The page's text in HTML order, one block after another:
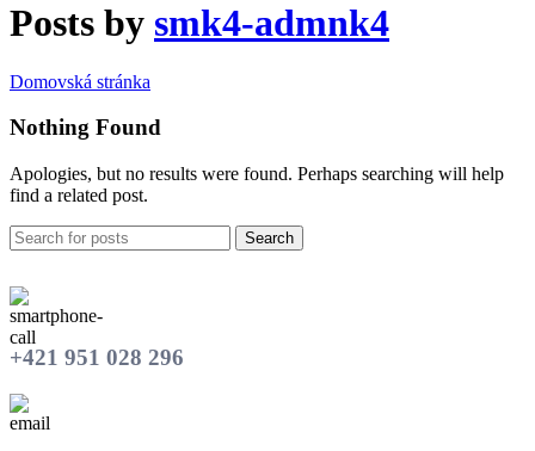
Posts by smk4-admnk4
Domovská stránka
Nothing Found
Apologies, but no results were found. Perhaps searching will help
find a related post.
Search
+421 951 028 296